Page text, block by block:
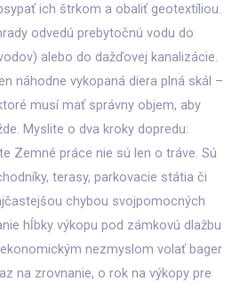
ich štrkom a obaliť geotextíliou.
odvedú prebytočnú vodu do
alebo do dažďovej kanalizácie.
náhodne vykopaná diera plná skál –
musí mať správny objem, aby
Myslite o dva kroky dopredu:
Zemné práce nie sú len o tráve. Sú
terasy, parkovacie státia či
chybou svojpomocných
hĺbky výkopu pod zámkovú dlažbu
nezmyslom volať bager
na zrovnanie, o rok na výkopy pre